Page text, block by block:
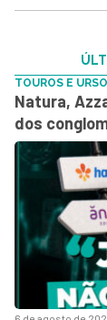
TOUROS E
Natura,
dos